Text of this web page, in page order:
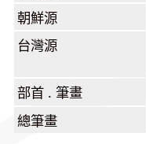
朝鮮源
台灣源
部首 . 筆畫
總筆畫